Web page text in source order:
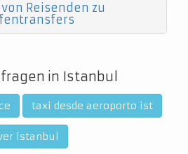
Reisenden zu
in Istanbul
taxi desde aeroporto ist
istanbul